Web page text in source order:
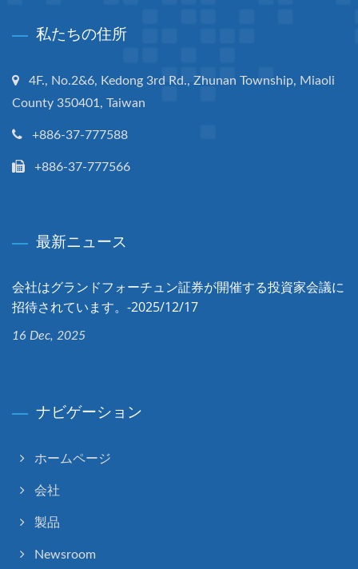
私たちの住所
4F., No.2&6, Kedong 3rd Rd., Zhunan Township, Miaoli
County 350401, Taiwan
+886-37-777588
+886-37-777566
最新ニュース
会社はグランドフォーチュン証券が開催する投資家会議に
招待されています。-2025/12/17
16 Dec, 2025
ナビゲーション
ホームページ
会社
製品
Newsroom